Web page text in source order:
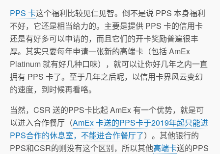
PPS 卡这个福利比较见仁见智。倒不是说 PPS 本身福利
不好，它还是相当给力的。主要是提供 PPS 卡的信用卡
还是有好多可以申请的，而且它们的开卡奖励普遍很丰
厚。其实只要每年申请一张新的高端卡（包括 AmEx
Platinum 就有好几种口味），就可以让你好几年之内一直
拥有 PPS 卡了。至于几年之后呢，以信用卡界风云变幻
的速度，到时候再看咯。
当然，CSR 送的PPS卡比起 AmEx 有一个优势，就是可
以进入合作餐厅（AmEx 卡送的PPS卡于2019年起只能进
PPS合作的休息室，不能进合作餐厅了）。其他银行的
PPS和CSR的则没有这个区别，所以其他高端卡送的PPS